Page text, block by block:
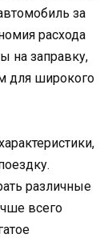
за
расхода
на заправку,
для широкого
различные
всего